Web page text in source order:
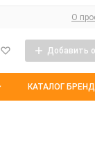
О сайте
О
Добавить
КАТАЛОГ